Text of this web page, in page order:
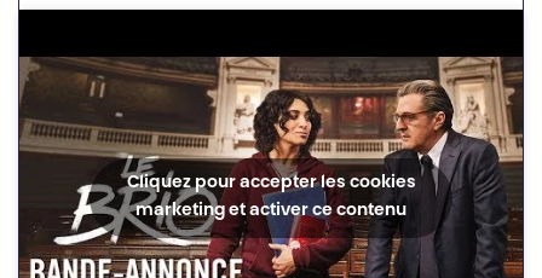
Cliquez pour accepter les cookies
marketing et activer ce contenu